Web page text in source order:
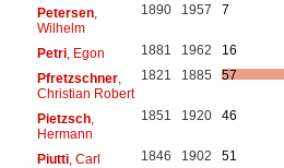
Petersen,
Wilhelm
1890 1957 7
Petri, Egon 1881 1962
16
Pfretzschner,
Christian Robert
1821 1885 57
Pietzsch,
Hermann
1851 1920 46
Piutti, Carl 1846 1902
51